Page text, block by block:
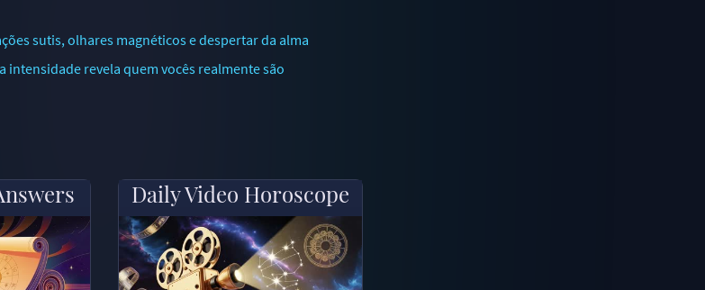
sutis, olhares magnéticos e despertar da alma
intensidade revela quem vocês realmente são
Daily Video Horoscope